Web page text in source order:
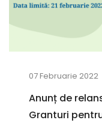
07 Februarie 2022
Anunț de
Granturi